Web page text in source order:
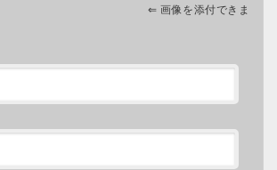
⇐ 画像を添付できま